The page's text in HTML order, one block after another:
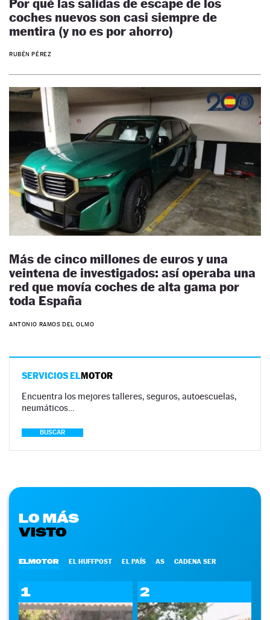
Por qué las salidas de escape de los
coches nuevos son casi siempre de
mentira (y no es por ahorro)
RUBÉN PÉREZ
Más de cinco millones de euros y una
veintena de investigados: así operaba una
red que movía coches de alta gama por
toda España
ANTONIO RAMOS DEL OLMO
SERVICIOS ELMOTOR
Encuentra los mejores talleres, seguros, autoescuelas,
neumáticos…
BUSCAR
LO MÁS
VISTO
ELMOTOR EL HUFFPOST EL PAÍS AS CADENA SER
1 2